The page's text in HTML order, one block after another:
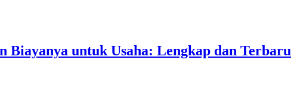
Biayanya untuk Usaha: Lengkap dan Terbaru